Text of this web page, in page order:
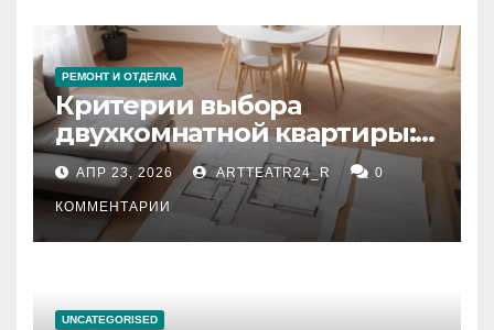
РЕМОНТ И ОТДЕЛКА
Критерии выбора
двухкомнатной квартиры:
планировка, площадь,
состояние и документация
АПР 23, 2026 ARTTEATR24_R 0
КОММЕНТАРИИ
UNCATEGORISED